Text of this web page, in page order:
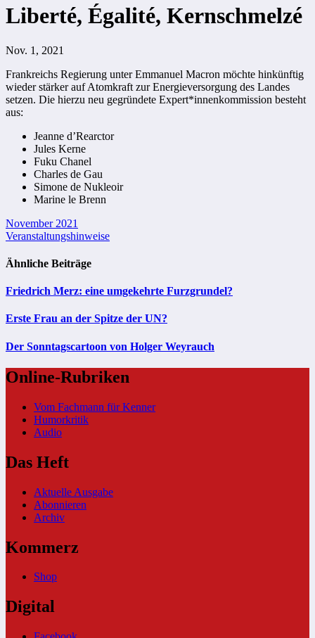
Liberté, Égalité, Kernschmelzé
Nov. 1, 2021
Frankreichs Regierung unter Emmanuel Macron möchte hinkünftig
wieder stärker auf Atomkraft zur Energieversorgung des Landes
setzen. Die hierzu neu gegründete Expert*innenkommission besteht
aus:
Jeanne d’Rearctor
Jules Kerne
Fuku Chanel
Charles de Gau
Simone de Nukleoir
Marine le Brenn
Beitragsnavigation
November 2021
Veranstaltungshinweise
Ähnliche Beiträge
Friedrich Merz: eine umgekehrte Furzgrundel?
Erste Frau an der Spitze der UN?
Der Sonntagscartoon von Holger Weyrauch
Online-Rubriken
Vom Fachmann für Kenner
Humorkritik
Audio
Das Heft
Aktuelle Ausgabe
Abonnieren
Archiv
Kommerz
Shop
Digital